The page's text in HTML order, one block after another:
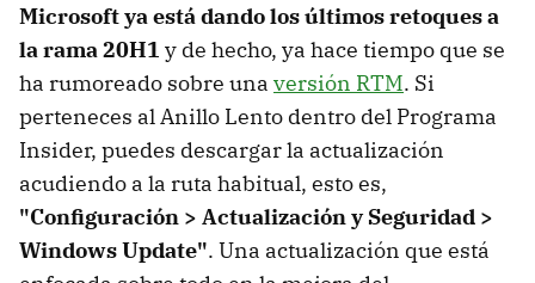
Microsoft ya está dando los últimos retoques a
la rama 20H1 y de hecho, ya hace tiempo que se
ha rumoreado sobre una versión RTM. Si
perteneces al Anillo Lento dentro del Programa
Insider, puedes descargar la actualización
acudiendo a la ruta habitual, esto es,
"Configuración > Actualización y Seguridad >
Windows Update". Una actualización que está